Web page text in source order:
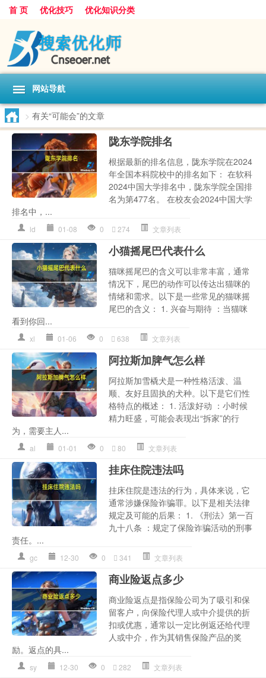
首 页 优化技巧 优化知识分类
网站导航
> 有关“可能会”的文章
陇东学院排名
根据最新的排名信息，陇东学院在2024
年全国本科院校中的排名如下： 在软科
2024中国大学排名中，陇东学院全国排
名为第477名。 在校友会2024中国大学
排名中，...
ld 01-08 0 274 文章列表
小猫摇尾巴代表什么
猫咪摇尾巴的含义可以非常丰富，通常
情况下，尾巴的动作可以传达出猫咪的
情绪和需求。以下是一些常见的猫咪摇
尾巴的含义： 1. 兴奋与期待 ：当猫咪
看到你回...
xl 01-06 0 638 文章列表
阿拉斯加脾气怎么样
阿拉斯加雪橇犬是一种性格活泼、温
顺、友好且固执的犬种。以下是它们性
格特点的概述： 1. 活泼好动 ：小时候
精力旺盛，可能会表现出“拆家”的行
为，需要主人...
al 01-01 0 80 文章列表
挂床住院违法吗
挂床住院是违法的行为，具体来说，它
通常涉嫌保险诈骗罪。以下是相关法律
规定及可能的后果： 1. 《刑法》第一百
九十八条 ：规定了保险诈骗活动的刑事
责任。...
gc 12-30 0 341 文章列表
商业险返点多少
商业险返点是指保险公司为了吸引和保
留客户，向保险代理人或中介提供的折
扣或优惠，通常以一定比例返还给代理
人或中介，作为其销售保险产品的奖
励。返点的具...
sy 12-30 0 282 文章列表